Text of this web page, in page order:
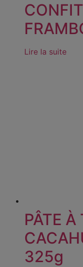
Lire la suite
PÂTE À
325g